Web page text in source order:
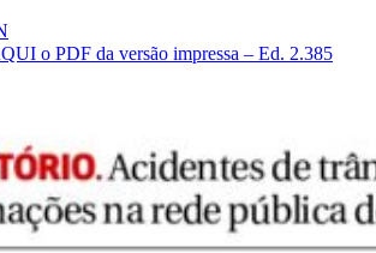
o PDF da versão impressa – Ed. 2.385